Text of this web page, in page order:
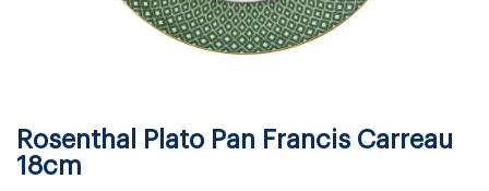
Rosenthal Plato Pan Francis Carreau
18cm